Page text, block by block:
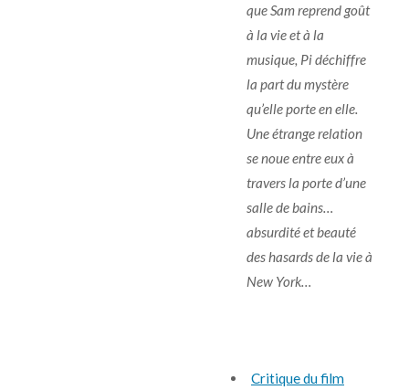
que Sam reprend goût
à la vie et à la
musique, Pi déchiffre
la part du mystère
qu’elle porte en elle.
Une étrange relation
se noue entre eux à
travers la porte d’une
salle de bains…
absurdité et beauté
des hasards de la vie à
New York…
Critique du film